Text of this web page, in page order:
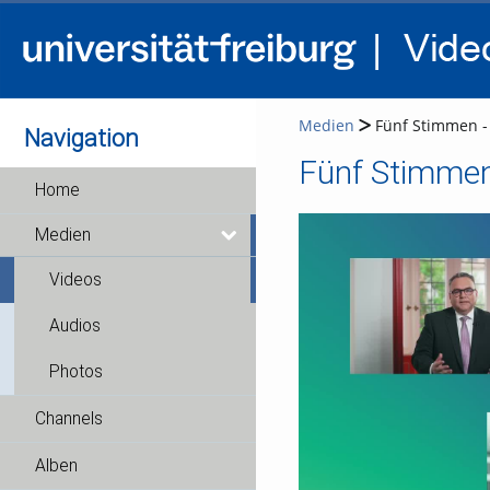
Navigation
Home
Medien
Videos
Audios
Photos
Channels
Alben
Medien Fünf Stimmen
Fünf